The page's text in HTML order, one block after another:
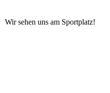
Wir sehen uns am Sportplatz!